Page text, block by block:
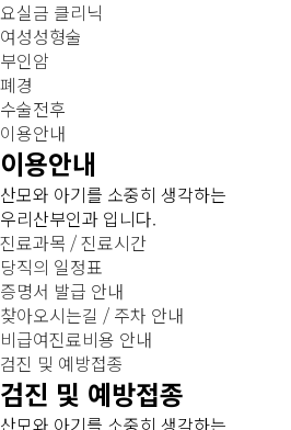
요실금 클리닉
여성성형술
부인암
폐경
수술전후
이용안내
이용안내
산모와 아기를 소중히 생각하는
우리산부인과 입니다.
진료과목 / 진료시간
당직의 일정표
증명서 발급 안내
찾아오시는길 / 주차 안내
비급여진료비용 안내
검진 및 예방접종
검진 및 예방접종
산모와 아기를 소중히 생각하는